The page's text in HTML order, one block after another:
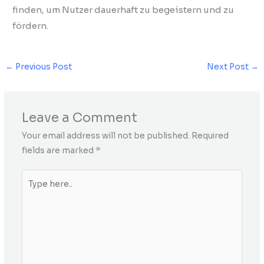
finden, um Nutzer dauerhaft zu begeistern und zu
fördern.
← Previous Post Next Post →
Leave a Comment
Your email address will not be published. Required
fields are marked *
here..